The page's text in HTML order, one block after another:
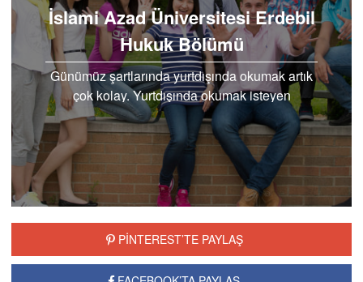
İslami Azad Üniversitesi Erdebil
Hukuk Bölümü
Günümüz şartlarında yurtdışında okumak artık
çok kolay. Yurtdışında okumak isteyen
öğrenciler için öncelikli olan okumak istedikleri
bölümü…
PİNTEREST’TE PAYLAŞ